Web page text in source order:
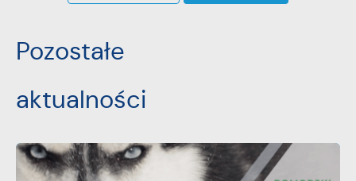
Pozostałe
aktualności